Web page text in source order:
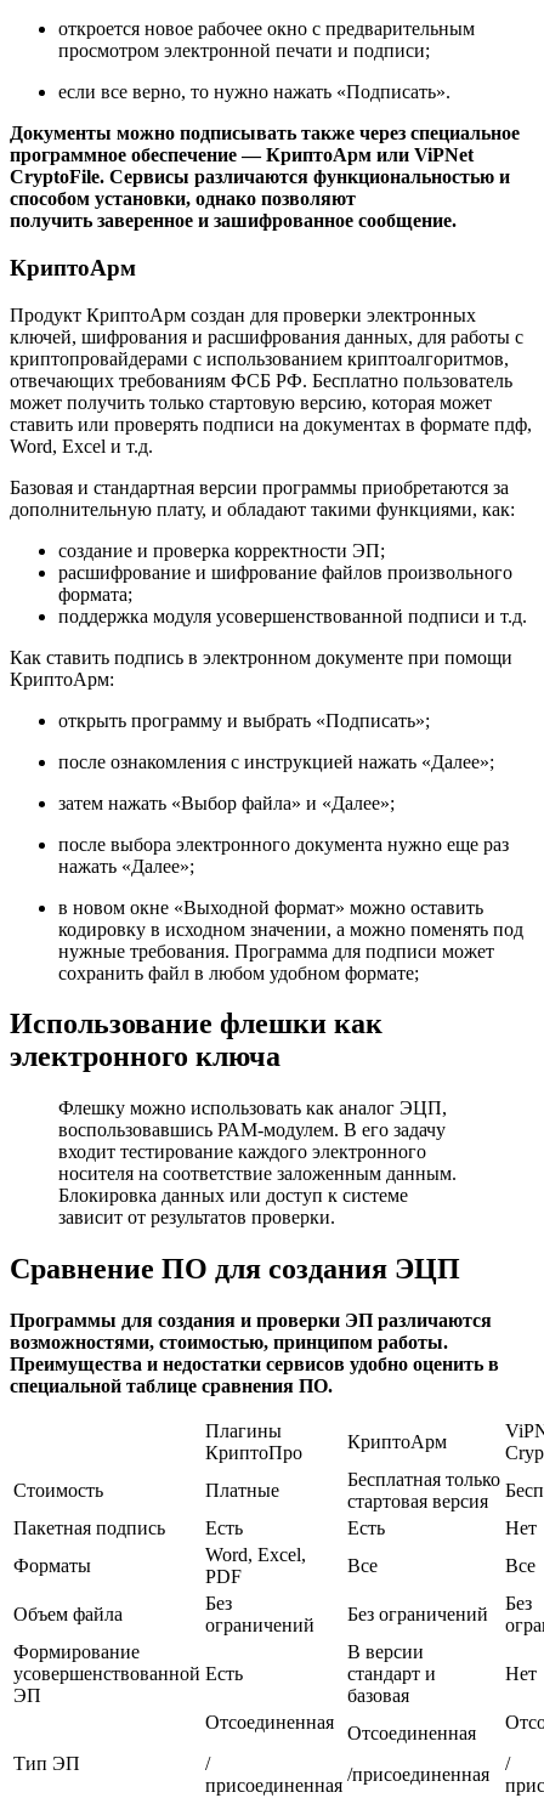
откроется новое рабочее окно с предварительным
просмотром электронной печати и подписи;
если все верно, то нужно нажать «Подписать».
Документы можно подписывать также через специальное
программное обеспечение — КриптоАрм или ViPNet
CryptoFile. Сервисы различаются функциональностью и
способом установки, однако позволяют
получить заверенное и зашифрованное сообщение.
КриптоАрм
Продукт КриптоАрм создан для проверки электронных
ключей, шифрования и расшифрования данных, для работы с
криптопровайдерами с использованием криптоалгоритмов,
отвечающих требованиям ФСБ РФ. Бесплатно пользователь
может получить только стартовую версию, которая может
ставить или проверять подписи на документах в формате пдф,
Word, Excel и т.д.
Базовая и стандартная версии программы приобретаются за
дополнительную плату, и обладают такими функциями, как:
создание и проверка корректности ЭП;
расшифрование и шифрование файлов произвольного
формата;
поддержка модуля усовершенствованной подписи и т.д.
Как ставить подпись в электронном документе при помощи
КриптоАрм:
открыть программу и выбрать «Подписать»;
после ознакомления с инструкцией нажать «Далее»;
затем нажать «Выбор файла» и «Далее»;
после выбора электронного документа нужно еще раз
нажать «Далее»;
в новом окне «Выходной формат» можно оставить
кодировку в исходном значении, а можно поменять под
нужные требования. Программа для подписи может
сохранить файл в любом удобном формате;
Использование флешки как
электронного ключа
Флешку можно использовать как аналог ЭЦП,
воспользовавшись РАМ-модулем. В его задачу
входит тестирование каждого электронного
носителя на соответствие заложенным данным.
Блокировка данных или доступ к системе
зависит от результатов проверки.
Сравнение ПО для создания ЭЦП
Программы для создания и проверки ЭП различаются
возможностями, стоимостью, принципом работы.
Преимущества и недостатки сервисов удобно оценить в
специальной таблице сравнения ПО.
Плагины
КриптоПро
КриптоАрм
Стоимость
Платные
Бесплатная только
стартовая версия
Пакетная подпись
Есть Есть
Нет
Форматы
Word, Excel,
PDF
Все Все
Объем файла
Без
ограничений
Без ограничений
Без
Формирование
усовершенствованной
ЭП
Есть
В версии
стандарт и
базовая
Нет
Тип ЭП
Отсоединенная
/
присоединенная
Отсоединенная
/присоединенная
/